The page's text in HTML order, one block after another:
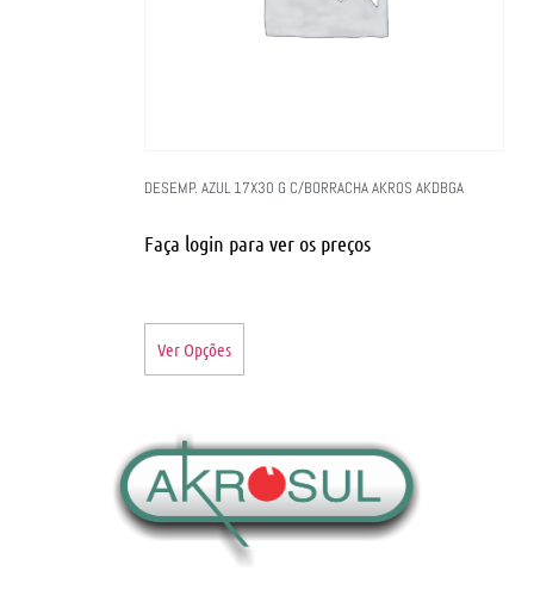
DESEMP. AZUL 17X30 G C/BORRACHA AKROS AKDBGA
Faça login para ver os preços
Ver Opções